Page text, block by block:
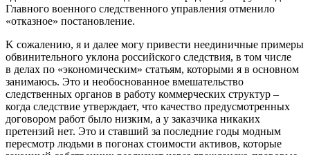
Главного военного следственного управления отменило
«отказное» постановление.
K сожалению, я и далее могу привести неединичные примеры
обвинительного уклона российского следствия, в том числе
в делах по «экономическим» статьям, которыми я в основном
занимаюсь. Это и необоснованное вмешательство
следственных органов в работу коммерческих структур –
когда следствие утверждает, что качество предусмотренных
договором работ было низким, а у заказчика никаких
претензий нет. Это и ставший за последние годы модным
пересмотр людьми в погонах стоимости активов, которые